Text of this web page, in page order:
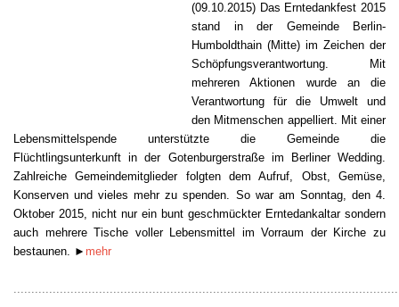
(09.10.2015) Das Erntedankfest 2015
stand in der Gemeinde Berlin-
Humboldthain (Mitte) im Zeichen der
Schöpfungsverantwortung. Mit
mehreren Aktionen wurde an die
Verantwortung für die Umwelt und
den Mitmenschen appelliert. Mit einer
Lebensmittelspende unterstützte die Gemeinde die
Flüchtlingsunterkunft in der Gotenburgerstraße im Berliner Wedding.
Zahlreiche Gemeindemitglieder folgten dem Aufruf, Obst, Gemüse,
Konserven und vieles mehr zu spenden. So war am Sonntag, den 4.
Oktober 2015, nicht nur ein bunt geschmückter Erntedankaltar sondern
auch mehrere Tische voller Lebensmittel im Vorraum der Kirche zu
bestaunen. ► mehr